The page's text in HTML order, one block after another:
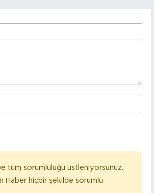
tüm sorumluluğu üstleniyorsunuz.
Haber hiçbir şekilde sorumlu